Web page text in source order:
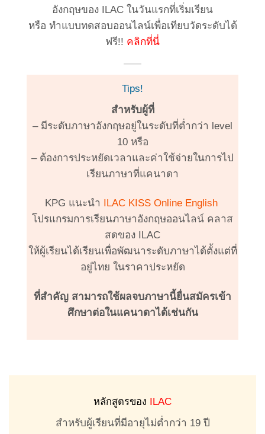
อังกฤษของ ILAC ในวันแรกที่เริ่มเรียน
หรือ ทำแบบทดสอบออนไลน์เพื่อเทียบวัดระดับได้
ฟรี!! คลิกที่นี่
Tips!
สำหรับผู้ที่
– มีระดับภาษาอังกฤษอยู่ในระดับที่ต่ำกว่า level
10 หรือ
– ต้องการประหยัดเวลาและค่าใช้จ่ายในการไป
เรียนภาษาที่แคนาดา
KPG แนะนำ ILAC KISS Online English
โปรแกรมการเรียนภาษาอังกฤษออนไลน์ คลาส
สดของ ILAC
ให้ผู้เรียนได้เรียนเพื่อพัฒนาระดับภาษาได้ตั้งแต่ที่
อยู่ไทย ในราคาประหยัด
ที่สำคัญ สามารถใช้ผลจบภาษานี้ยื่นสมัครเข้า
ศึกษาต่อในแคนาดาได้เช่นกัน
หลักสูตรของ ILAC
สำหรับผู้เรียนที่มีอายุไม่ต่ำกว่า 19 ปี